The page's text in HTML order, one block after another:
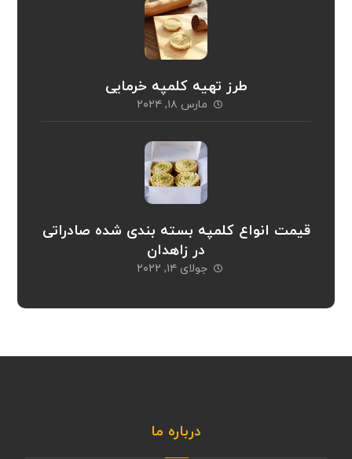
طرز تهیه کلمپه خرمایی
مارس ۱۸, ۲۰۲۴
قیمت انواع کلمپه بسته بندی شده صادراتی
در زاهدان
جولای ۱۴, ۲۰۲۲
درباره ما